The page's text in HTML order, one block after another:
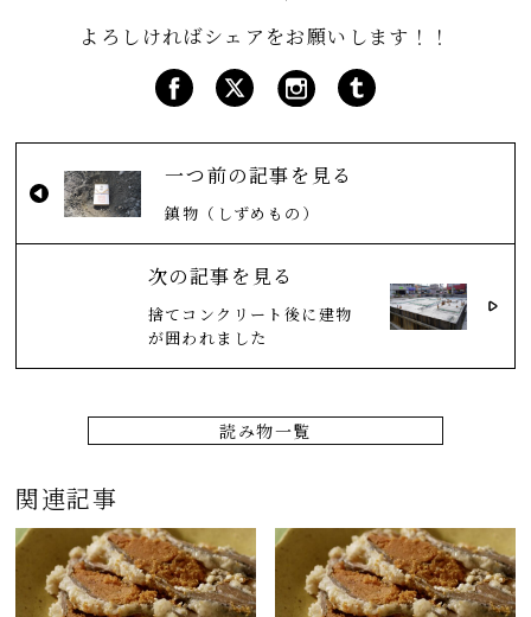
よろしければシェアをお願いします！！
一つ前の記事を見る
鎮物（しずめもの）
次の記事を見る
捨てコンクリート後に建物
が囲われました
読み物一覧
関連記事